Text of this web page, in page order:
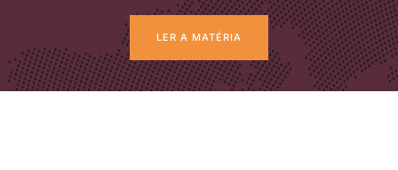
LER A MATÉRIA